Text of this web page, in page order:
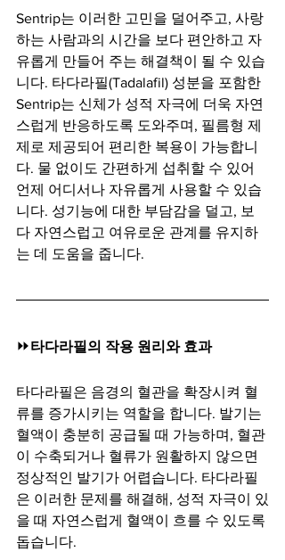
Sentrip는 이러한 고민을 덜어주고, 사랑
하는 사람과의 시간을 보다 편안하고 자
유롭게 만들어 주는 해결책이 될 수 있습
니다. 타다라필(Tadalafil) 성분을 포함한
Sentrip는 신체가 성적 자극에 더욱 자연
스럽게 반응하도록 도와주며, 필름형 제
제로 제공되어 편리한 복용이 가능합니
다. 물 없이도 간편하게 섭취할 수 있어
언제 어디서나 자유롭게 사용할 수 있습
니다. 성기능에 대한 부담감을 덜고, 보
다 자연스럽고 여유로운 관계를 유지하
는 데 도움을 줍니다.
⏩타다라필의 작용 원리와 효과
타다라필은 음경의 혈관을 확장시켜 혈
류를 증가시키는 역할을 합니다. 발기는
혈액이 충분히 공급될 때 가능하며, 혈관
이 수축되거나 혈류가 원활하지 않으면
정상적인 발기가 어렵습니다. 타다라필
은 이러한 문제를 해결해, 성적 자극이 있
을 때 자연스럽게 혈액이 흐를 수 있도록
돕습니다.